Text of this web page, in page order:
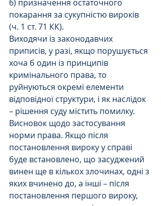
6) призначення остаточного
покарання за сукупністю вироків
(ч. 1 ст. 71 КК).
Виходячи із законодавчих
приписів, у разі, якщо порушується
хоча б один із принципів
кримінального права, то
руйнуються окремі елементи
відповідної структури, і як наслідок
– рішення суду містить помилку.
Висновок щодо застосування
норми права. Якщо після
постановлення вироку у справі
буде встановлено, що засуджений
винен ще в кількох злочинах, одні з
яких вчинено до, а інші – після
постановлення першого вироку,